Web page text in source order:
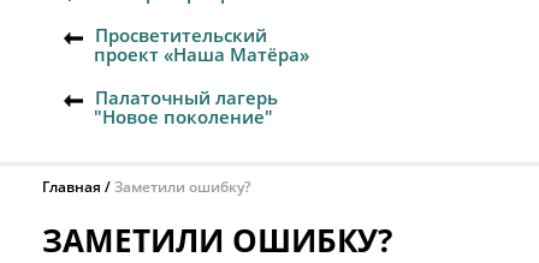
Просветительский
проект «Наша Матёра»
Палаточный лагерь
"Новое поколение"
Главная Заметили ошибку?
ЗАМЕТИЛИ ОШИБКУ?